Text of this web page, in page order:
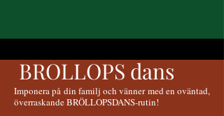
Imponerapå din familj och vänner med en oväntad,
överraskande BRÖLLOPSDANS-rutin!
BROLLOPS dans